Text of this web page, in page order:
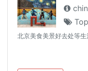
北京美食美景好去处等